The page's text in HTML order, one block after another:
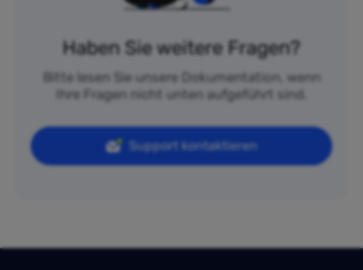
Haben Sie weitere Fragen?
Bitte lesen Sie unsere Dokumentation, wenn
Ihre Fragen nicht unten aufgeführt sind.
Support kontaktieren